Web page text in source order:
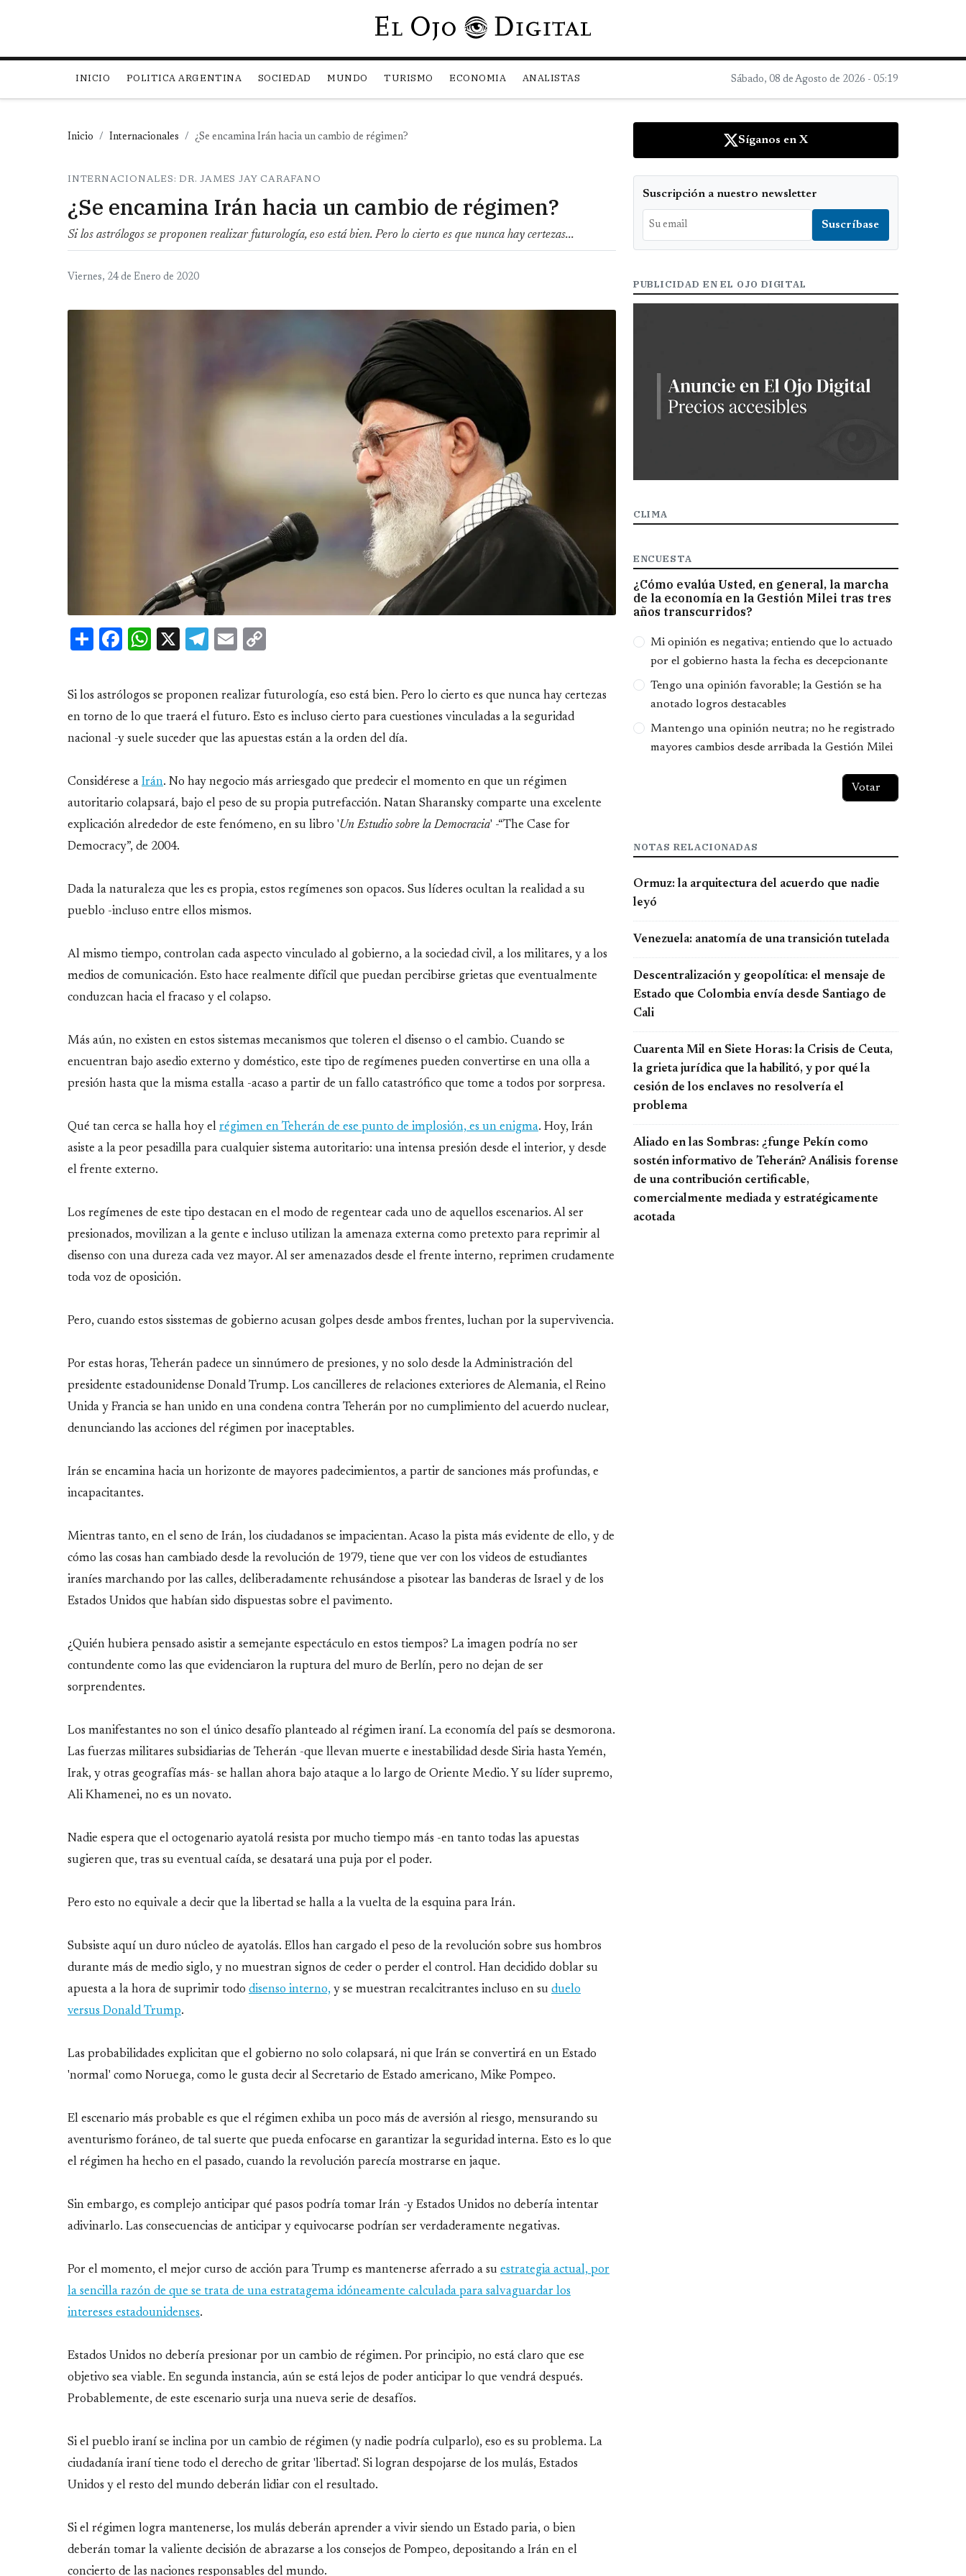
Pasar al contenido principal
INICIO POLITICA ARGENTINA SOCIEDAD MUNDO TURISMO ECONOMIA ANALISTAS Sábado, 08 de Agosto de 2026 - 05:19
Inicio Internacionales ¿Se encamina Irán hacia un cambio de régimen?
INTERNACIONALES: DR. JAMES JAY CARAFANO
¿Se encamina Irán hacia un cambio de régimen?
Si los astrólogos se proponen realizar futurología, eso está bien. Pero lo cierto es que nunca hay certezas...
Viernes, 24 de Enero de 2020
ShareFacebook
WhatsApp
X Telegram
Email
Si los astrólogos se proponen realizar futurología, eso está bien. Pero lo cierto es que nunca hay certezas
en torno de lo que traerá el futuro. Esto es incluso cierto para cuestiones vinculadas a la seguridad
nacional -y suele suceder que las apuestas están a la orden del día.
Considérese a Irán. No hay negocio más arriesgado que predecir el momento en que un régimen
autoritario colapsará, bajo el peso de su propia putrefacción. Natan Sharansky comparte una excelente
explicación alrededor de este fenómeno, en su libro 'Un Estudio sobre la Democracia' -“The Case for
Democracy”, de 2004.
Dada la naturaleza que les es propia, estos regímenes son opacos. Sus líderes ocultan la realidad a su
pueblo -incluso entre ellos mismos.
Al mismo tiempo, controlan cada aspecto vinculado al gobierno, a la sociedad civil, a los militares, y a los
medios de comunicación. Esto hace realmente difícil que puedan percibirse grietas que eventualmente
conduzcan hacia el fracaso y el colapso.
Más aún, no existen en estos sistemas mecanismos que toleren el disenso o el cambio. Cuando se
encuentran bajo asedio externo y doméstico, este tipo de regímenes pueden convertirse en una olla a
presión hasta que la misma estalla -acaso a partir de un fallo catastrófico que tome a todos por sorpresa.
Qué tan cerca se halla hoy el régimen en Teherán de ese punto de implosión, es un enigma. Hoy, Irán
asiste a la peor pesadilla para cualquier sistema autoritario: una intensa presión desde el interior, y desde
el frente externo.
Los regímenes de este tipo destacan en el modo de regentear cada uno de aquellos escenarios. Al ser
presionados, movilizan a la gente e incluso utilizan la amenaza externa como pretexto para reprimir al
disenso con una dureza cada vez mayor. Al ser amenazados desde el frente interno, reprimen crudamente
toda voz de oposición.
Pero, cuando estos sisstemas de gobierno acusan golpes desde ambos frentes, luchan por la supervivencia.
Por estas horas, Teherán padece un sinnúmero de presiones, y no solo desde la Administración del
presidente estadounidense Donald Trump. Los cancilleres de relaciones exteriores de Alemania, el Reino
Unida y Francia se han unido en una condena contra Teherán por no cumplimiento del acuerdo nuclear,
denunciando las acciones del régimen por inaceptables.
Irán se encamina hacia un horizonte de mayores padecimientos, a partir de sanciones más profundas, e
incapacitantes.
Mientras tanto, en el seno de Irán, los ciudadanos se impacientan. Acaso la pista más evidente de ello, y de
cómo las cosas han cambiado desde la revolución de 1979, tiene que ver con los videos de estudiantes
iraníes marchando por las calles, deliberadamente rehusándose a pisotear las banderas de Israel y de los
Estados Unidos que habían sido dispuestas sobre el pavimento.
¿Quién hubiera pensado asistir a semejante espectáculo en estos tiempos? La imagen podría no ser
contundente como las que evidenciaron la ruptura del muro de Berlín, pero no dejan de ser
sorprendentes.
Los manifestantes no son el único desafío planteado al régimen iraní. La economía del país se desmorona.
Las fuerzas militares subsidiarias de Teherán -que llevan muerte e inestabilidad desde Siria hasta Yemén,
Irak, y otras geografías más- se hallan ahora bajo ataque a lo largo de Oriente Medio. Y su líder supremo,
Ali Khamenei, no es un novato.
Nadie espera que el octogenario ayatolá resista por mucho tiempo más -en tanto todas las apuestas
sugieren que, tras su eventual caída, se desatará una puja por el poder.
Pero esto no equivale a decir que la libertad se halla a la vuelta de la esquina para Irán.
Subsiste aquí un duro núcleo de ayatolás. Ellos han cargado el peso de la revolución sobre sus hombros
durante más de medio siglo, y no muestran signos de ceder o perder el control. Han decidido doblar su
apuesta a la hora de suprimir todo disenso interno, y se muestran recalcitrantes incluso en su duelo
versus Donald Trump.
Las probabilidades explicitan que el gobierno no solo colapsará, ni que Irán se convertirá en un Estado
'normal' como Noruega, como le gusta decir al Secretario de Estado americano, Mike Pompeo.
El escenario más probable es que el régimen exhiba un poco más de aversión al riesgo, mensurando su
aventurismo foráneo, de tal suerte que pueda enfocarse en garantizar la seguridad interna. Esto es lo que
el régimen ha hecho en el pasado, cuando la revolución parecía mostrarse en jaque.
Sin embargo, es complejo anticipar qué pasos podría tomar Irán -y Estados Unidos no debería intentar
adivinarlo. Las consecuencias de anticipar y equivocarse podrían ser verdaderamente negativas.
Por el momento, el mejor curso de acción para Trump es mantenerse aferrado a su estrategia actual, por
la sencilla razón de que se trata de una estratagema idóneamente calculada para salvaguardar los
intereses estadounidenses.
Estados Unidos no debería presionar por un cambio de régimen. Por principio, no está claro que ese
objetivo sea viable. En segunda instancia, aún se está lejos de poder anticipar lo que vendrá después.
Probablemente, de este escenario surja una nueva serie de desafíos.
Si el pueblo iraní se inclina por un cambio de régimen (y nadie podría culparlo), eso es su problema. La
ciudadanía iraní tiene todo el derecho de gritar 'libertad'. Si logran despojarse de los mulás, Estados
Unidos y el resto del mundo deberán lidiar con el resultado.
Si el régimen logra mantenerse, los mulás deberán aprender a vivir siendo un Estado paria, o bien
deberán tomar la valiente decisión de abrazarse a los consejos de Pompeo, depositando a Irán en el
concierto de las naciones responsables del mundo.
Síganos en X
Suscripción a nuestro newsletter
PUBLICIDAD EN EL OJO DIGITAL
CLIMA
ENCUESTA
¿Cómo evalúa Usted, en general, la marcha
de la economía en la Gestión Milei tras tres
años transcurridos?
Opciones
Mi opinión es negativa; entiendo que lo actuado
por el gobierno hasta la fecha es decepcionante
Tengo una opinión favorable; la Gestión se ha
anotado logros destacables
Mantengo una opinión neutra; no he registrado
mayores cambios desde arribada la Gestión Milei
NOTAS RELACIONADAS
Ormuz: la arquitectura del acuerdo que nadie
leyó
Venezuela: anatomía de una transición tutelada
Descentralización y geopolítica: el mensaje de
Estado que Colombia envía desde Santiago de
Cali
Cuarenta Mil en Siete Horas: la Crisis de Ceuta,
la grieta jurídica que la habilitó, y por qué la
cesión de los enclaves no resolvería el
problema
Aliado en las Sombras: ¿funge Pekín como
sostén informativo de Teherán? Análisis forense
de una contribución certificable,
comercialmente mediada y estratégicamente
acotada